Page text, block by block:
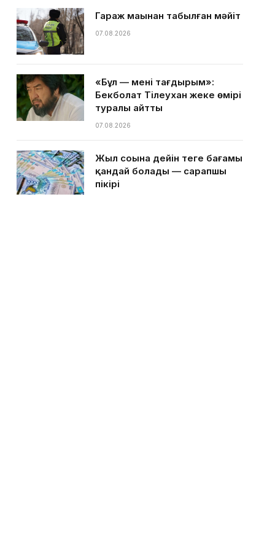
Гараж маңынан табылған мәйіт
07.08.2026
«Бұл — менің тағдырым»:
Бекболат Тілеухан жеке өмірі
туралы айтты
07.08.2026
Жыл соңына дейін теңге бағамы
қандай болады — сарапшы
пікірі